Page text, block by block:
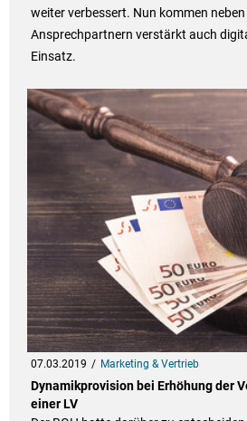
weiter verbessert. Nun kommen
Ansprechpartnern verstärkt auch
Einsatz.
07.03.2019 Marketing & Vertrieb
Dynamikprovision bei Erhöhung der
einer LV